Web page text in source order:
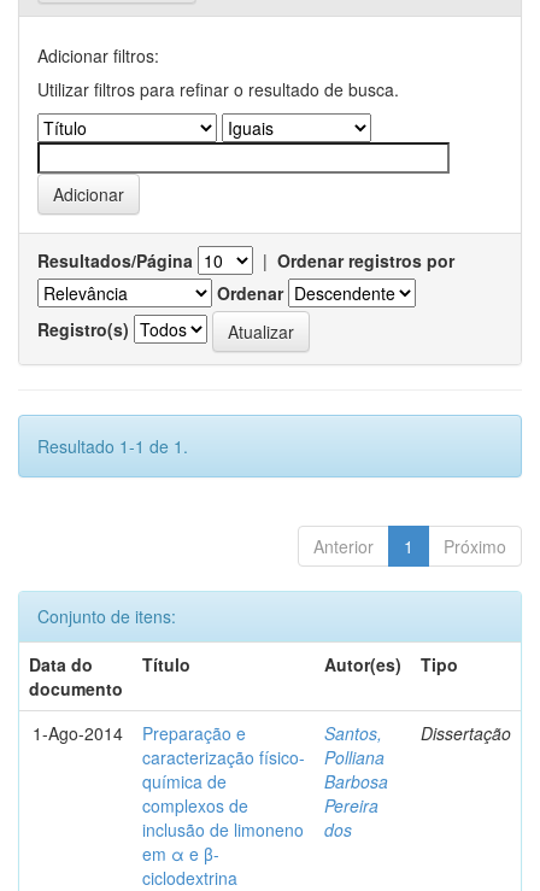
Adicionar filtros:
Utilizar filtros para refinar o resultado de busca.
Resultados/Página | Ordenar registros por
Ordenar
Registro(s)
Resultado 1-1 de 1.
Anterior 1 Próximo
Conjunto de itens:
Data do
documento
Título Autor(es) Tipo
1-Ago-2014
Preparação e
caracterização físico-
química de
complexos de
inclusão de limoneno
em α e β-
ciclodextrina
Santos,
Polliana
Barbosa
Pereira
dos
Dissertação